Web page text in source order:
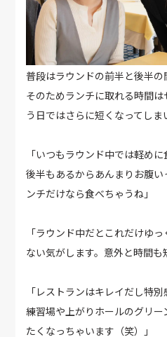
普段はラウンドの前半と後半の
そのためランチに取れる時間
う日ではさらに短くなってしま
「いつもラウンド中では軽め
後半もあるからあんまりお腹
ンチだけなら食べちゃうね」
「ラウンド中だとこれだけゆ
ない気がします。意外と時間も
「レストランはキレイだし特
練習場や上がりホールのグリ
たくなっちゃいます（笑）」